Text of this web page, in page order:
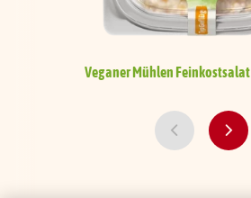
Veganer Mühlen Feinkostsalat